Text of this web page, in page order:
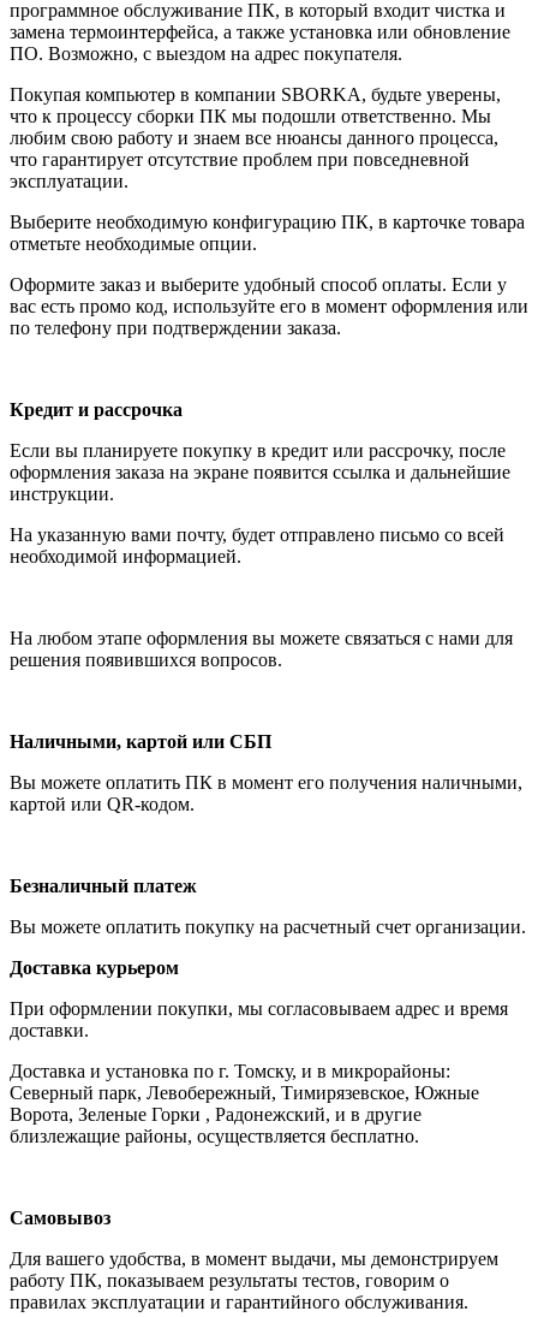
программное обслуживание ПК, в который входит чистка и
замена термоинтерфейса, а также установка или обновление
ПО. Возможно, с выездом на адрес покупателя.
Покупая компьютер в компании SBORKA, будьте уверены,
что к процессу сборки ПК мы подошли ответственно. Мы
любим свою работу и знаем все нюансы данного процесса,
что гарантирует отсутствие проблем при повседневной
эксплуатации.
Выберите необходимую конфигурацию ПК, в карточке товара
отметьте необходимые опции.
Оформите заказ и выберите удобный способ оплаты. Если у
вас есть промо код, используйте его в момент оформления или
по телефону при подтверждении заказа.
Кредит и рассрочка
Если вы планируете покупку в кредит или рассрочку, после
оформления заказа на экране появится ссылка и дальнейшие
инструкции.
На указанную вами почту, будет отправлено письмо со всей
необходимой информацией.
На любом этапе оформления вы можете связаться с нами для
решения появившихся вопросов.
Наличными, картой или СБП
Вы можете оплатить ПК в момент его получения наличными,
картой или QR-кодом.
Безналичный платеж
Вы можете оплатить покупку на расчетный счет организации.
Доставка курьером
При оформлении покупки, мы согласовываем адрес и время
доставки.
Доставка и установка по г. Томску, и в микрорайоны:
Северный парк, Левобережный, Тимирязевское, Южные
Ворота, Зеленые Горки , Радонежский, и в другие
близлежащие районы, осуществляется бесплатно.
Самовывоз
Для вашего удобства, в момент выдачи, мы демонстрируем
работу ПК, показываем результаты тестов, говорим о
правилах эксплуатации и гарантийного обслуживания.